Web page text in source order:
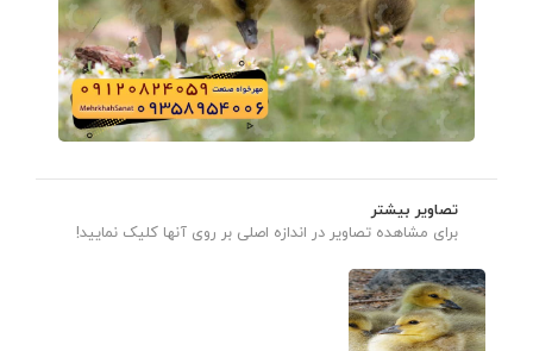
تصاویر بیشتر
برای مشاهده تصاویر در اندازه اصلی بر روی آنها کلیک نمایید!